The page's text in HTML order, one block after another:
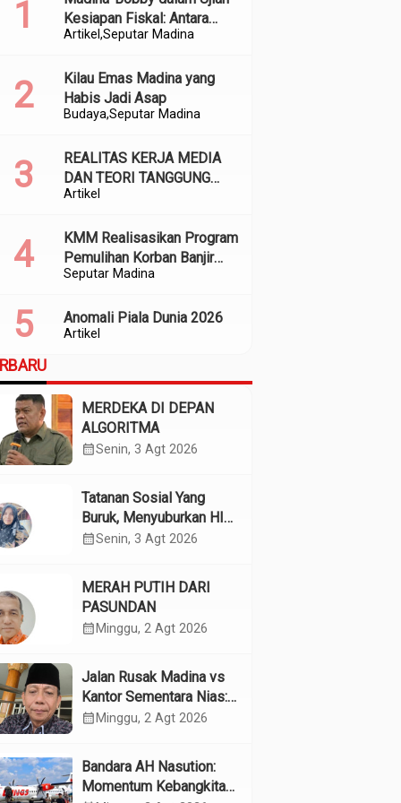
Artikel Seputar Madina
Kesiapan Fiskal: Antara
Kedekatan Politik dan
BudayaSeputar Madina
Kilau Emas Madina yang
Habis Jadi Asap
Artikel
REALITAS KERJA MEDIA
DAN TEORI TANGGUNG
JAWAB SOSIAL
Seputar Madina
KMM Realisasikan Program
Pemulihan Korban Banjir
dan Longsor di Kabupaten
Artikel
Anomali Piala Dunia 2026
MERDEKA DI DEPAN
ALGORITMA
calendar_monthSenin, 3 Agt 2026
Tatanan Sosial Yang
Buruk, Menyuburkan HIV
Pada Remaja
calendar_monthSenin, 3 Agt 2026
MERAH PUTIH DARI
PASUNDAN
calendar_month Minggu, 2 Agt 2026
Jalan Rusak Madina vs
Kantor Sementara Nias:
Kebijakan Pilih Kasih
calendar_month Minggu, 2 Agt 2026
Bandara AH Nasution:
Momentum Kebangkitan